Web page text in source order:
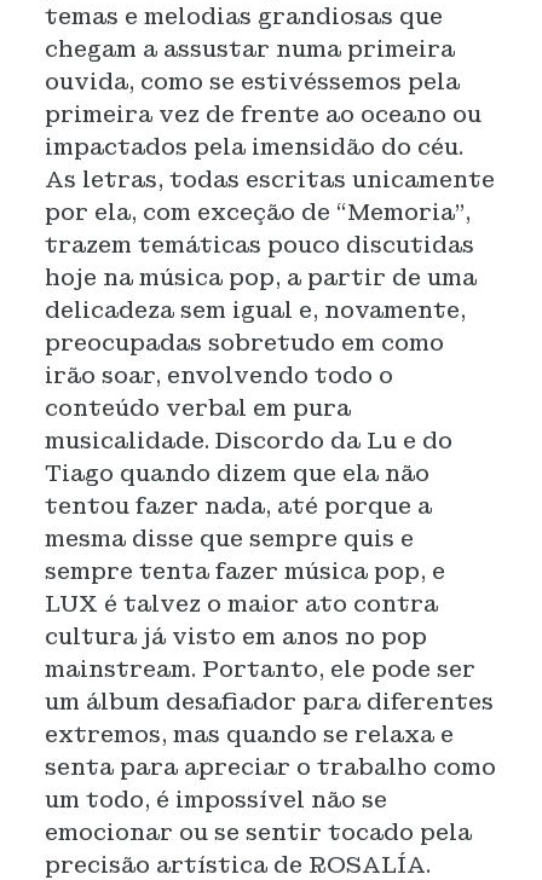
temas e melodias grandiosas que
chegam a assustar numa primeira
ouvida, como se estivéssemos pela
primeira vez de frente ao oceano ou
impactados pela imensidão do céu.
As letras, todas escritas unicamente
por ela, com exceção de “Memoria”,
trazem temáticas pouco discutidas
hoje na música pop, a partir de uma
delicadeza sem igual e, novamente,
preocupadas sobretudo em como
irão soar, envolvendo todo o
conteúdo verbal em pura
musicalidade. Discordo da Lu e do
Tiago quando dizem que ela não
tentou fazer nada, até porque a
mesma disse que sempre quis e
sempre tenta fazer música pop, e
LUX é talvez o maior ato contra
cultura já visto em anos no pop
mainstream. Portanto, ele pode ser
um álbum desafiador para diferentes
extremos, mas quando se relaxa e
senta para apreciar o trabalho como
um todo, é impossível não se
emocionar ou se sentir tocado pela
precisão artística de ROSALÍA.